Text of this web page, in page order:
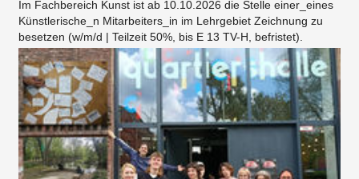
Im Fachbereich Kunst ist ab 10.10.2026 die Stelle einer_eines
Künstlerische_n Mitarbeiters_in im Lehrgebiet Zeichnung zu
besetzen (w/m/d | Teilzeit 50%, bis E 13 TV-H, befristet).